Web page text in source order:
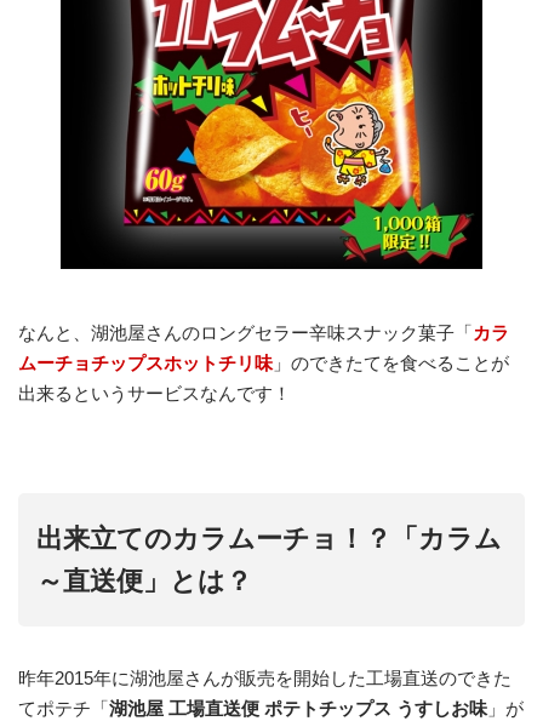
なんと、湖池屋さんのロングセラー辛味スナック菓子「カラ
ムーチョチップスホットチリ味 」のできたてを食べることが
出来るというサービスなんです！
出来立てのカラムーチョ！？「カラム
～直送便」とは？
昨年2015年に湖池屋さんが販売を開始した工場直送のできた
てポテチ「湖池屋 工場直送便 ポテトチップス うすしお味 」が